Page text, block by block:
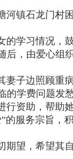
河镇石龙门村
的学习情况，
后，由爱心组
妻子边照顾重
的学费问题发
行资助， 帮助
的服务宗旨，
期望，希望其